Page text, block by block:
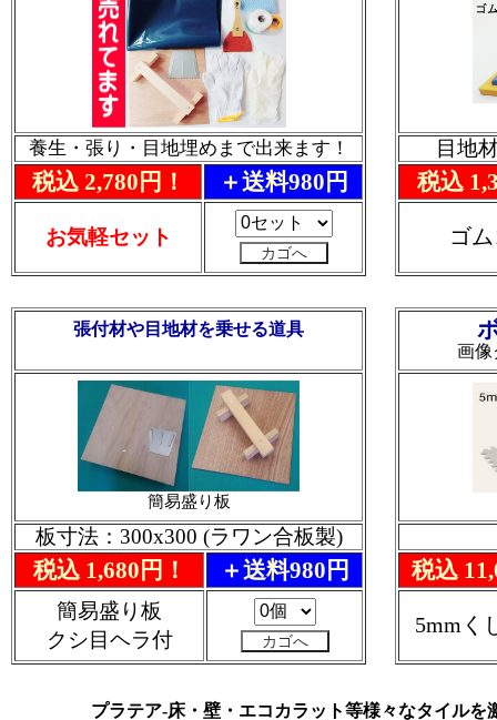
張付材や目地材を乗せる道具
簡易盛り板
板寸法：300x300 (ラワン合板製)
税込 1,680円！ ＋送料980円
簡易盛り板
クシ目ヘラ付
画像
税込
5mmく
プラテア-床・壁・エコカラット等様々なタイルを
目地
税込
ゴ
養生・張り・目地埋めまで出来ます！
税込 2,780円！ ＋送料980円
お気軽セット